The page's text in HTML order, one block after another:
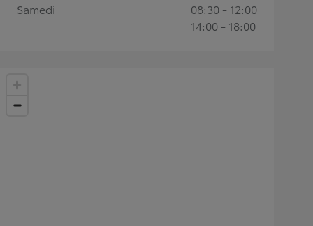
Samedi
08:30 - 12:00
14:00 - 18:00